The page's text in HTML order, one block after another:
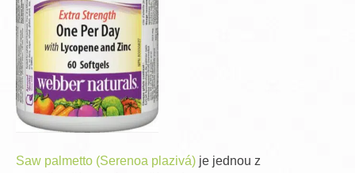
Saw palmetto (Serenoa plazivá) je jednou z